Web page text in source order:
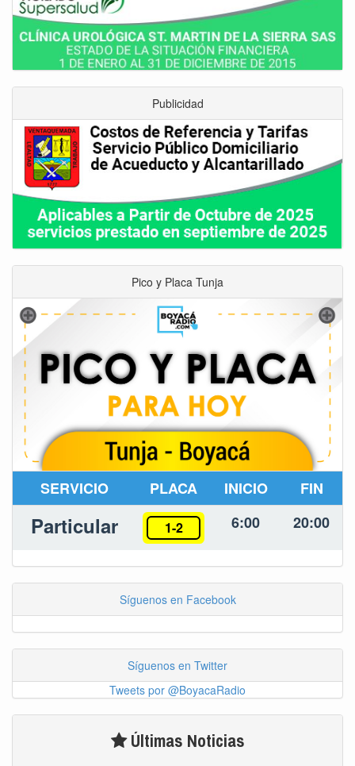
Publicidad
Pico y Placa Tunja
SERVICIO PLACA INICIO FIN
Particular 1-2 6:00 20:00
Síguenos en Facebook
Síguenos en Twitter
Tweets por @BoyacaRadio
Últimas Noticias